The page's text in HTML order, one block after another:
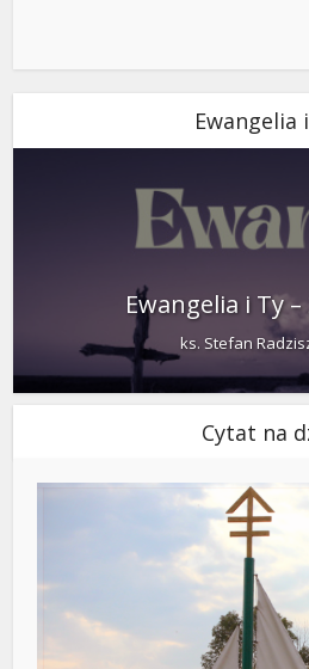
Ewangelia
Ewangelia i Ty
ks. Stefan
Cytat na